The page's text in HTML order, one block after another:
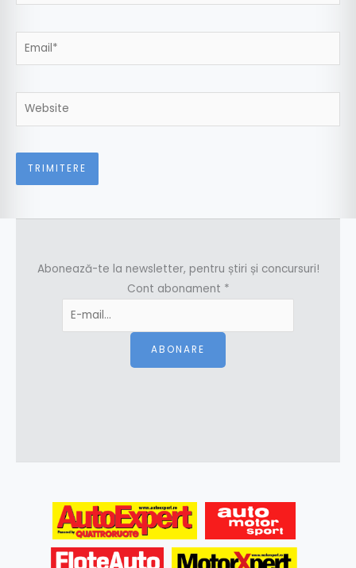
Email*
Website
Abonează-te la newsletter, pentru știri și concursuri!
Cont abonament *
ABONARE